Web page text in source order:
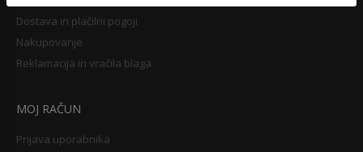
Dostava in plačilni pogoji
Nakupovanje
Reklamacija in vračila blaga
MOJ RAČUN
Prijava uporabnika